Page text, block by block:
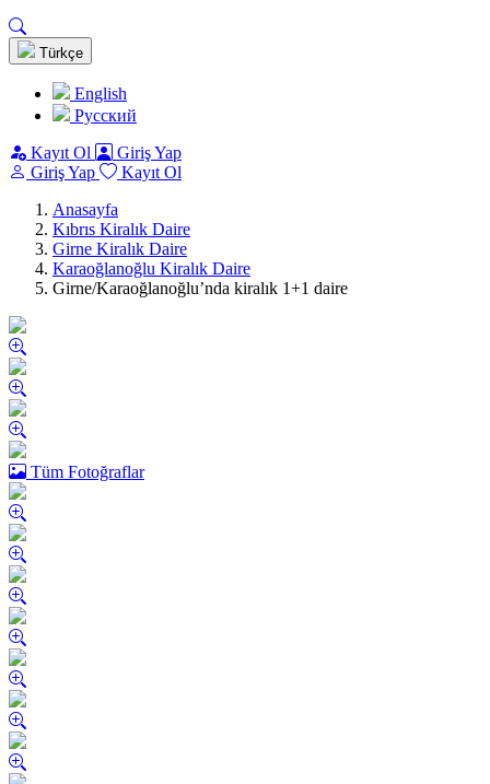
Türkçe
English
Pусский
Kayıt Ol
Giriş Yap
Giriş Yap
Kayıt Ol
Anasayfa
Kıbrıs Kiralık Daire
Girne Kiralık Daire
Karaoğlanoğlu Kiralık Daire
Girne/Karaoğlanoğlu’nda kiralık 1+1 daire
Tüm Fotoğraflar